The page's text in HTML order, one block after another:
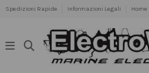
Spedizioni Rapide Informazioni Legali Home